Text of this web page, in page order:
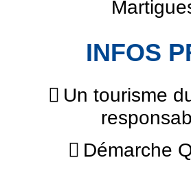
INFOS
Un tourisme
Démarche